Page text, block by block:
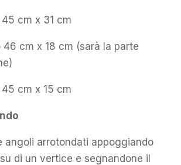
cm x 31 cm
46 cm x 18 cm (sarà la parte
cm x 15 cm
angoli arrotondati appoggiando
di un vertice e segnandone il